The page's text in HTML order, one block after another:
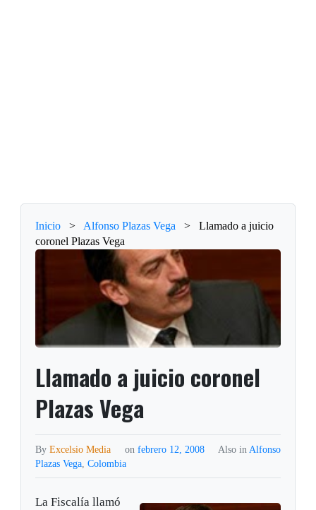
Inicio > Alfonso Plazas Vega >
Llamado a juicio
coronel Plazas Vega
Llamado a juicio coronel
Plazas Vega
ByExcelsio Media on febrero 12, 2008 Also inAlfonso
Plazas Vega,Colombia
La Fiscalía llamó